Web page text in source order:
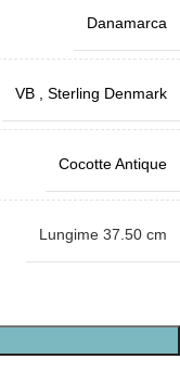
Danamarca
VB , Sterling Denmark
Cocotte Antique
Lungime 37.50 cm